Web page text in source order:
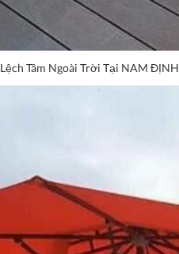
Tâm Ngoài Trời Tại NAM ĐỊNH